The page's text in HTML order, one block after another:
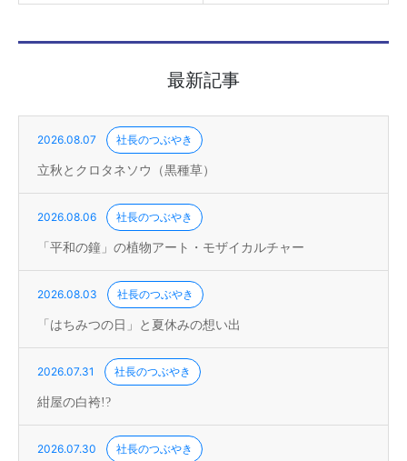
最新記事
2026.08.07 社長のつぶやき
立秋とクロタネソウ（黒種草）
2026.08.06 社長のつぶやき
「平和の鐘」の植物アート・モザイカルチャー
2026.08.03 社長のつぶやき
「はちみつの日」と夏休みの想い出
2026.07.31 社長のつぶやき
紺屋の白袴!?
2026.07.30 社長のつぶやき